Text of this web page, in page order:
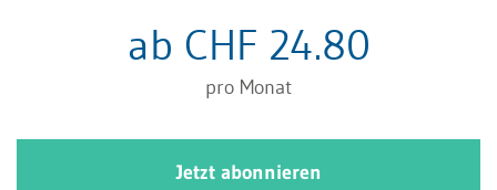
die Säule 3a ist ebenfalls nur mit einem
Erwerbseinkommen möglich.
ab CHF 24.80
pro Monat
Jetzt abonnieren